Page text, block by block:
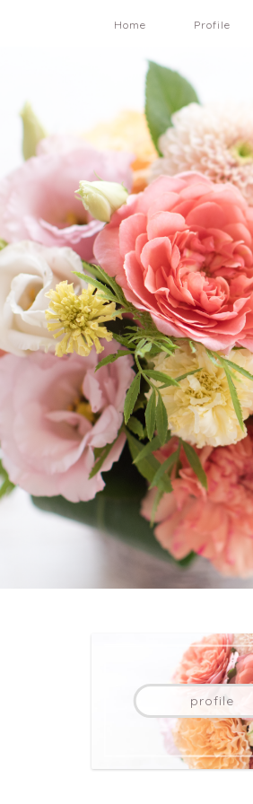
Home Profile
profile